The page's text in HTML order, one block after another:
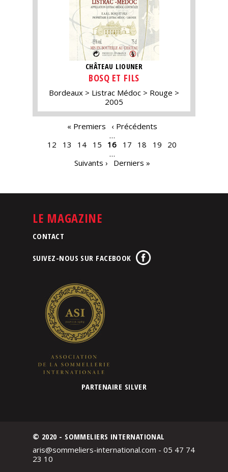
CHÂTEAU LIOUNER
BOSQ ET FILS
Bordeaux Listrac Médoc
Rouge
2005
« Premiers
‹ Précédents
…
12
13 14 15 16 17 18 19
20
…
Suivants ›
Derniers »
LE MAGAZINE
CONTACT
SUIVEZ-NOUS SUR FACEBOOK
PARTENAIRE SILVER
© 2020 - SOMMELIERS INTERNATIONAL
aris@sommeliers-international.com - 05 47 74
23 10